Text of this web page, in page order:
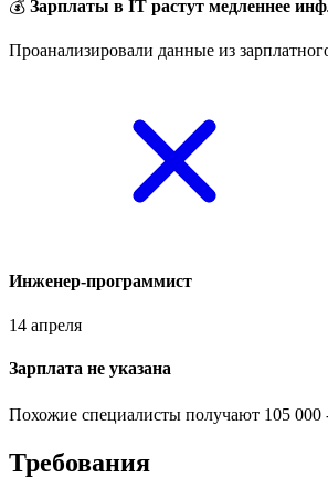
💰 Зарплаты в IT растут медленнее
Проанализировали данные из
Инженер-программист
14 апреля
Зарплата не указана
Похожие специалисты получают 105 000
Требования